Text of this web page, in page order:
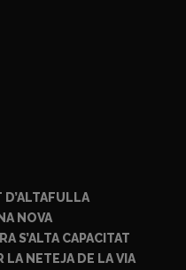
D’ALTAFULLA
NOVA
S’ALTA CAPACITAT
LA NETEJA DE LA VIA